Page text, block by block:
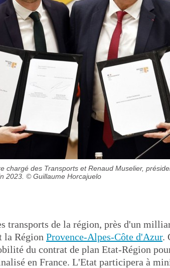
chargé des Transports et Renaud Muselier,
2023. © Guillaume Horcajuelo
transports de la région, près d'un
la Région Provence-Alpes-Côte d'Azur.
du contrat de plan Etat-Région
en France. L'Etat participera à